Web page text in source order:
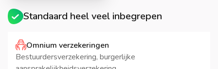
Standaard heel veel inbegrepen
Omnium verzekeringen
Bestuurdersverzekering, burgerlijke